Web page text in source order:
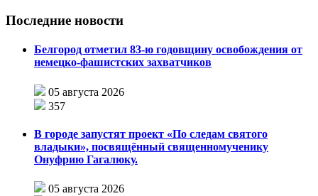
Последние новости
Белгород отметил 83-ю годовщину освобождения от
немецко-фашистских захватчиков
05 августа 2026
357
В городе запустят проект «По следам святого
владыки», посвящённый священномученику
Онуфрию Гагалюку.
05 августа 2026